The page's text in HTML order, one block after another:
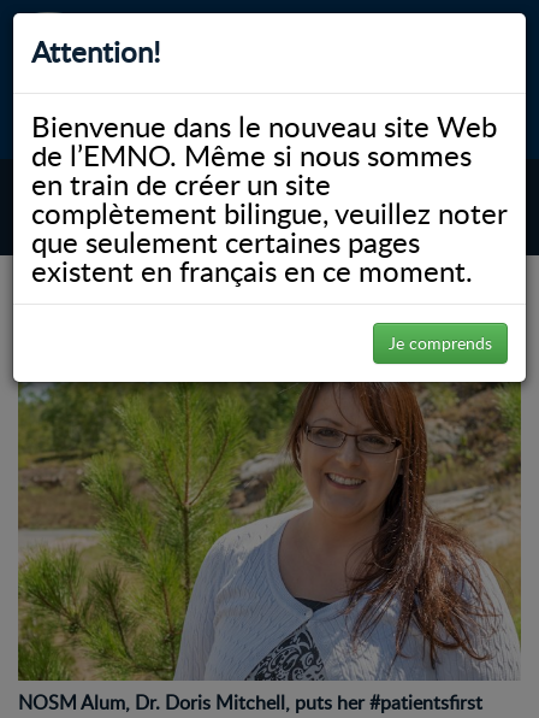
Attention!
Bienvenue dans le nouveau site Web
de l’EMNO. Même si nous sommes
en train de créer un site
complètement bilingue, veuillez noter
que seulement certaines pages
existent en français en ce moment.
Je comprends
myNOSM Accessibilité A- A+ English
MENU
NOSM.ca Gallery (Page 13)
NOSM Alum, Dr. Doris Mitchell, puts her #patientsfirst